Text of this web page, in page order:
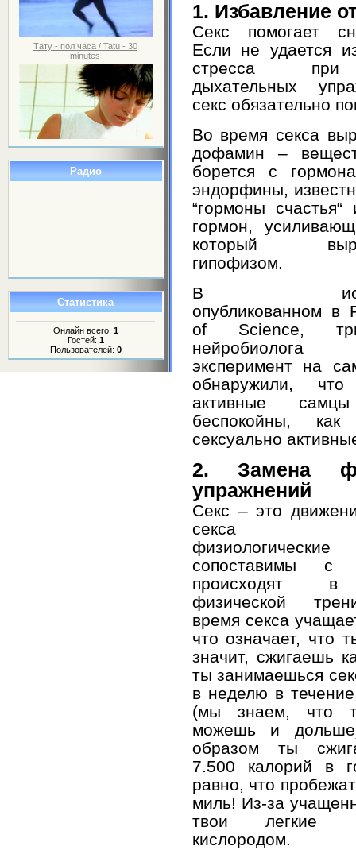
Тату - пол часа / Tatu - 30
minutes
Радио
Статистика
Онлайн всего: 1
Гостей: 1
Пользователей: 0
1. Избавление
Секс помогает
Если не удается
стресса
дыхательных
секс обязательно
Во время секса
дофамин –
борется с
эндорфины,
“гормоны счастья“
гормон,
который
гипофизом.
В
опубликованном в
of Science,
эксперимент на
обнаружили, что
активные
беспокойны,
сексуально
2. Замена
упражнений
Секс – это
секса
сопоставимы
происходят в
физической
время секса
что означает, что
значит, сжигаешь
ты занимаешься
в неделю в
(мы знаем, что
можешь и
образом ты
7.500 калорий в
равно, что
миль! Из-за
твои легкие
кислородом.